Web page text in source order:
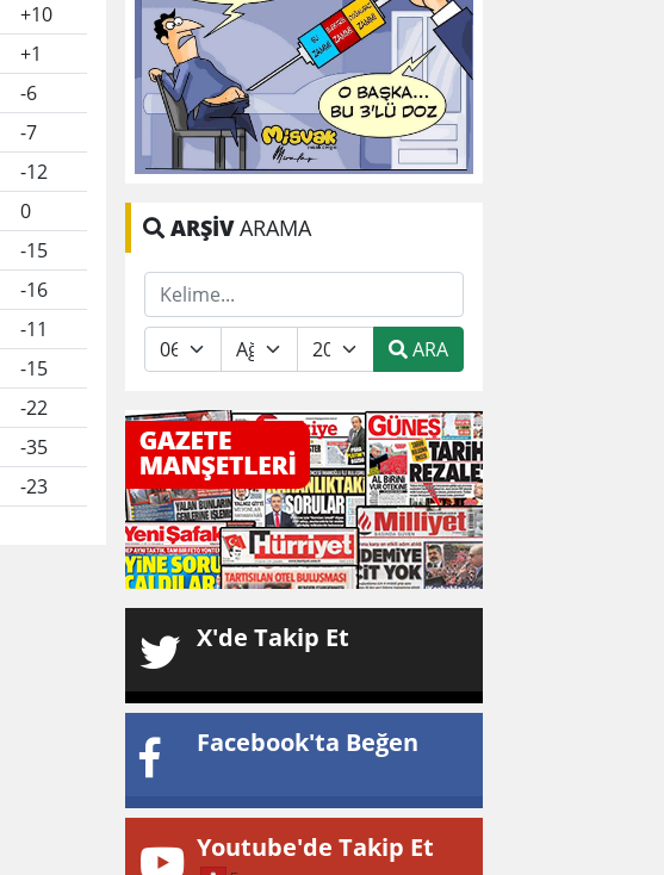
+10
+1
-6
-7
-12
0
-15
-16
-11
-15
-22
-35
-23
ARŞİVARAMA
ARA
X'de Takip Et
Facebook'ta Beğen
Youtube'de Takip Et